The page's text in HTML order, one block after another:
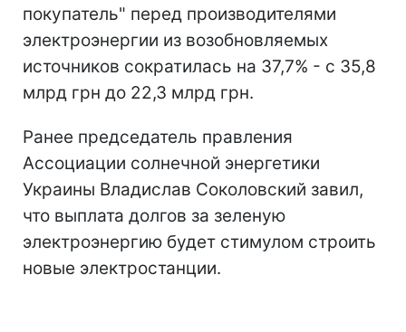
покупатель" перед производителями
электроэнергии из возобновляемых
источников сократилась на 37,7% - с 35,8
млрд грн до 22,3 млрд грн.
Ранее председатель правления
Ассоциации солнечной энергетики
Украины Владислав Соколовский завил,
что выплата долгов за зеленую
электроэнергию будет стимулом строить
новые электростанции.